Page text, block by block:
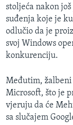
stoljeća nakon
suđenja koje je
odlučio da je
svoj Windows
konkurenciju.
Međutim, žalbeni
Microsoft, što je
vjeruju da će
sa slučajem